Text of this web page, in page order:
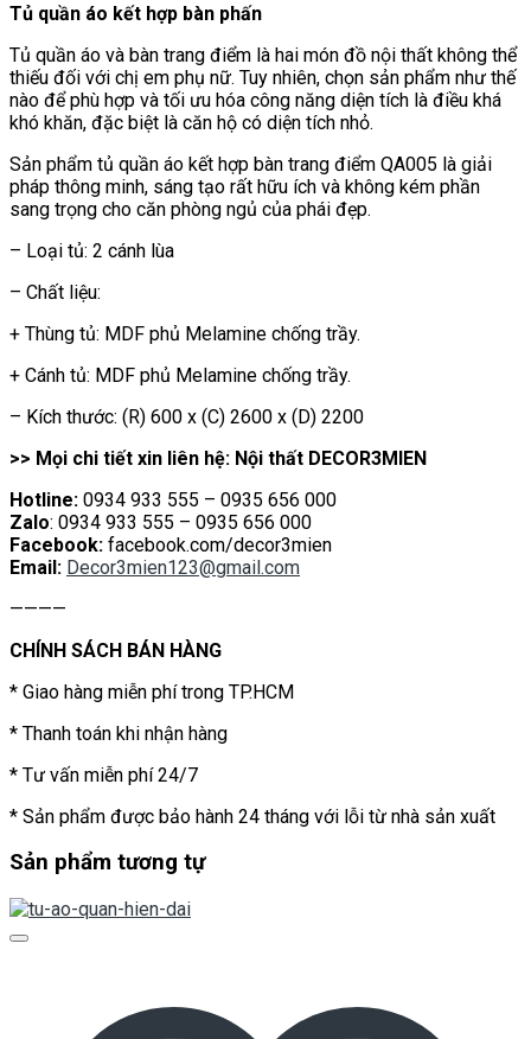
Tủ quần áo kết hợp bàn phấn
Tủ quần áo và bàn trang điểm là hai món đồ nội thất không thể
thiếu đối với chị em phụ nữ. Tuy nhiên, chọn sản phẩm như thế
nào để phù hợp và tối ưu hóa công năng diện tích là điều khá
khó khăn, đặc biệt là căn hộ có diện tích nhỏ.
Sản phẩm tủ quần áo kết hợp bàn trang điểm QA005 là giải
pháp thông minh, sáng tạo rất hữu ích và không kém phần
sang trọng cho căn phòng ngủ của phái đẹp.
– Loại tủ: 2 cánh lùa
– Chất liệu:
+ Thùng tủ: MDF phủ Melamine chống trầy.
+ Cánh tủ: MDF phủ Melamine chống trầy.
– Kích thước: (R) 600 x (C) 2600 x (D) 2200
>> Mọi chi tiết xin liên hệ: Nội thất DECOR3MIEN
Hotline: 0934 933 555 – 0935 656 000
Zalo: 0934 933 555 – 0935 656 000
Facebook: facebook.com/decor3mien
Email: Decor3mien123@gmail.com
————
CHÍNH SÁCH BÁN HÀNG
* Giao hàng miễn phí trong TP.HCM
* Thanh toán khi nhận hàng
* Tư vấn miễn phí 24/7
* Sản phẩm được bảo hành 24 tháng với lỗi từ nhà sản xuất
Sản phẩm tương tự